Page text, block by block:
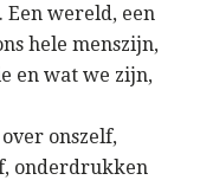
Een wereld, een
hele menszijn,
en wat we zijn,
onszelf,
onderdrukken